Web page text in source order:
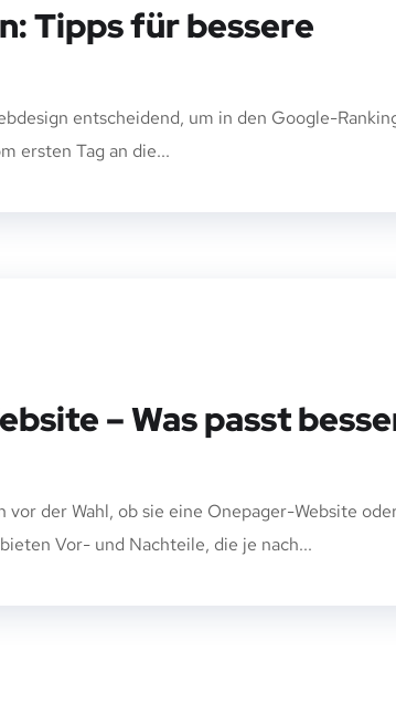
Tipps für bessere
entscheidend, um in den Google-
ersten Tag an die...
– Was passt
der Wahl, ob sie eine Onepager-Website
Vor- und Nachteile, die je nach...